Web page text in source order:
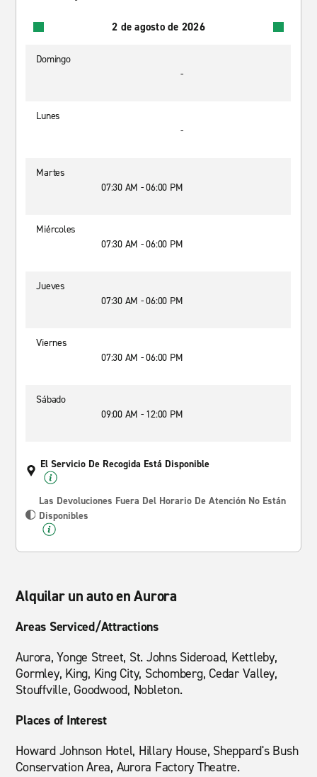
2 de agosto de 2026
Domingo
-
Lunes
-
Martes
07:30 AM - 06:00 PM
Miércoles
07:30 AM - 06:00 PM
Jueves
07:30 AM - 06:00 PM
Viernes
07:30 AM - 06:00 PM
Sábado
09:00 AM - 12:00 PM
El Servicio De Recogida Está Disponible
Las Devoluciones Fuera Del Horario De Atención No Están
Disponibles
Alquilar un auto en Aurora
Areas Serviced/Attractions
Aurora, Yonge Street, St. Johns Sideroad, Kettleby,
Gormley, King, King City, Schomberg, Cedar Valley,
Stouffville, Goodwood, Nobleton.
Places of Interest
Howard Johnson Hotel, Hillary House, Sheppard's Bush
Conservation Area, Aurora Factory Theatre.